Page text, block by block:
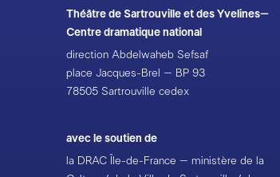
Théâtre de Sartrouville et des Yvelines–
Centre dramatique national
direction Abdelwaheb Sefsaf
place Jacques-Brel – BP 93
78505 Sartrouville cedex
avec le soutien de
la DRAC Île-de-France – ministère de la